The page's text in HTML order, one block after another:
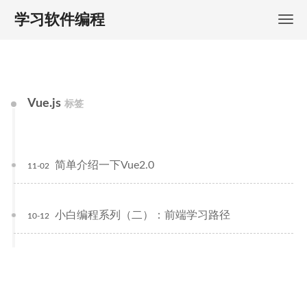
学习软件编程
Vue.js 标签
简单介绍一下Vue2.0
11-02
小白编程系列（二）：前端学习路径
10-12